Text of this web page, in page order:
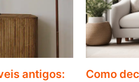
antigos:
Como